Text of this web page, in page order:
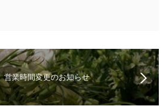
営業時間変更のお知らせ